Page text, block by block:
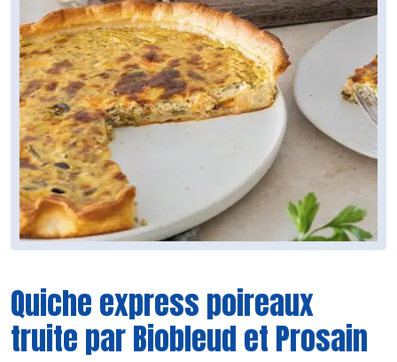
Quiche express poireaux
truite par Biobleud et Prosain